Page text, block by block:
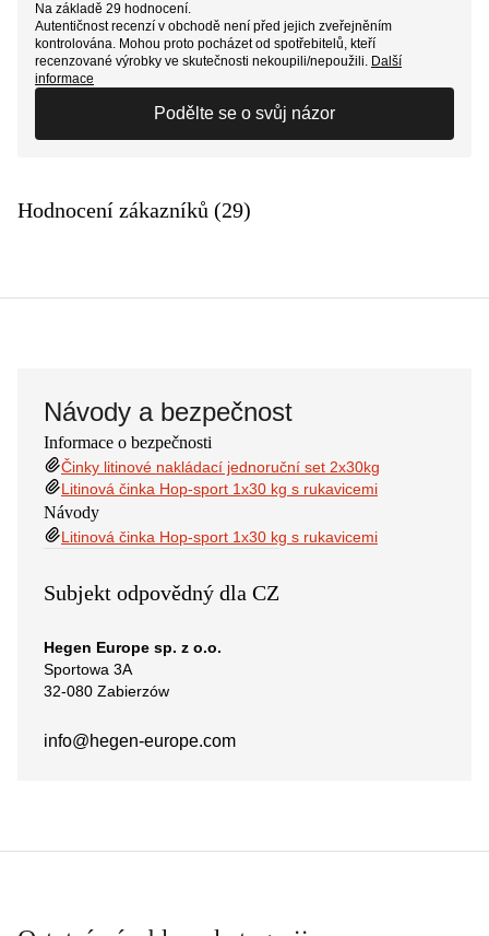
Na základě 29 hodnocení.
Autentičnost recenzí v obchodě není před jejich zveřejněním
kontrolována. Mohou proto pocházet od spotřebitelů, kteří
recenzované výrobky ve skutečnosti nekoupili/nepoužili. Další
informace
Podělte se o svůj názor
Hodnocení zákazníků (29)
Návody a bezpečnost
Informace o bezpečnosti
Činky litinové nakládací jednoruční set 2x30kg
Litinová činka Hop-sport 1x30 kg s rukavicemi
Návody
Litinová činka Hop-sport 1x30 kg s rukavicemi
Subjekt odpovědný dla CZ
Hegen Europe sp. z o.o.
Sportowa 3A
32-080 Zabierzów
info@hegen-europe.com